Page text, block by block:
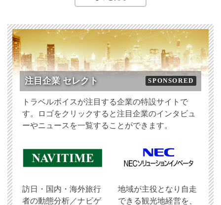
注目企業 セレクト SPONSORED
トラベルボイスが注目する企業の特設サイトで
す。ロゴをクリックすると注目企業のインタビュ
ーやニュースを一覧することができます。
訪日・国内・海外旅行
者の動態分析／ナビゲ
地域が主役となり自走
できる観光地経営を、